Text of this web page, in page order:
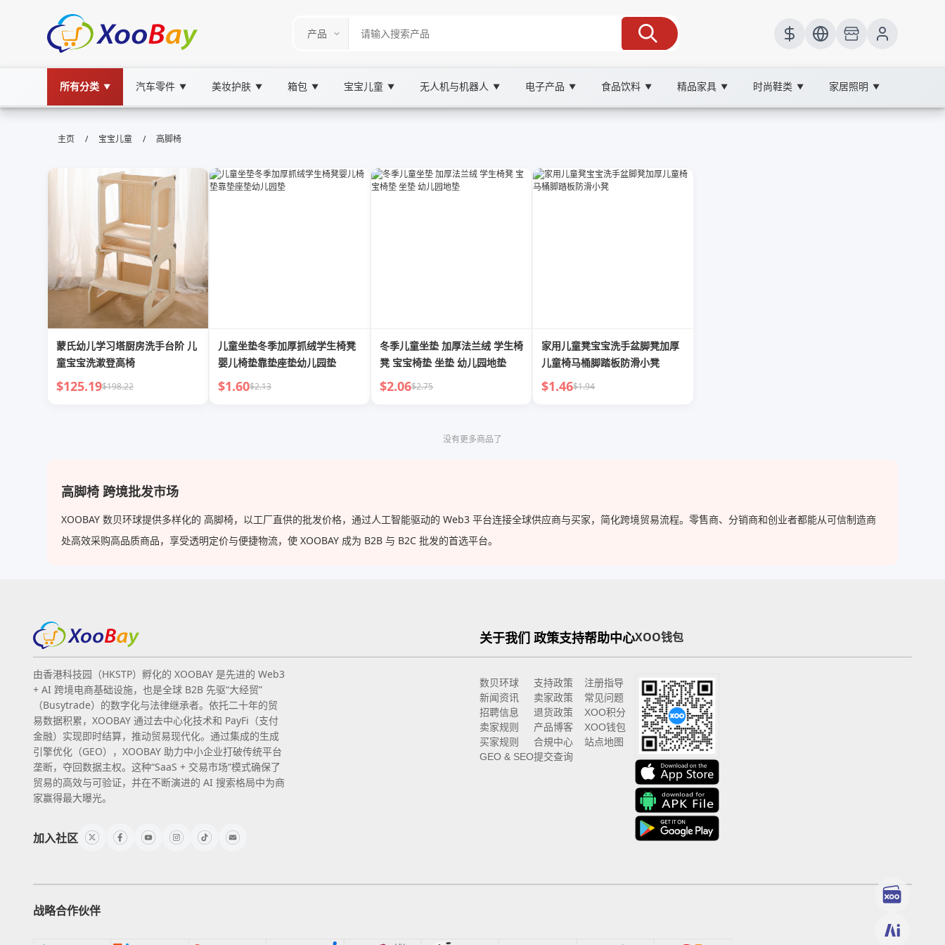
所有分类 ▼ 汽车零件 ▼ 美妆护肤 ▼ 箱包 ▼ 宝宝儿童 ▼ 无人机与机器人 ▼ 电子产品 ▼ 食品饮料 ▼ 精品家具 ▼ 时尚鞋类 ▼ 家居照明 ▼
高脚椅 | XOOBAY B2B/B2C Marketplace
高脚椅时尚实用，耐用舒适，家居好搭配美观
主页 / 宝宝儿童 / 高脚椅
蒙氏幼儿学习塔厨房洗手台阶 儿
童宝宝洗漱登高椅
$125.19$198.22
儿童坐垫冬季加厚抓绒学生椅凳
婴儿椅垫靠垫座垫幼儿园垫
$1.60$2.13
冬季儿童坐垫 加厚法兰绒 学生椅
凳 宝宝椅垫 坐垫 幼儿园地垫
$2.06$2.75
家用儿童凳宝宝洗手盆脚凳加厚
儿童椅马桶脚踏板防滑小凳
$1.46$1.94
没有更多商品了
高脚椅 跨境批发市场
XOOBAY 数贝环球提供多样化的 高脚椅，以工厂直供的批发价格，通过人工智能驱动的 Web3 平台连接全球供应商与买家，简化跨境贸易流程。零售商、分销商和创业者都能从可信制造商
处高效采购高品质商品，享受透明定价与便捷物流，使 XOOBAY 成为 B2B 与 B2C 批发的首选平台。
由香港科技园（HKSTP）孵化的 XOOBAY 是先进的 Web3
+ AI 跨境电商基础设施，也是全球 B2B 先驱“大经贸”
（Busytrade）的数字化与法律继承者。依托二十年的贸
易数据积累，XOOBAY 通过去中心化技术和 PayFi（支付
金融）实现即时结算，推动贸易现代化。通过集成的生成
引擎优化（GEO），XOOBAY 助力中小企业打破传统平台
垄断，夺回数据主权。这种“SaaS + 交易市场”模式确保了
贸易的高效与可验证，并在不断演进的 AI 搜索格局中为商
家赢得最大曝光。
加入社区
关于我们
数贝环球
新闻资讯
招聘信息
卖家规则
买家规则
GEO & SEO
政策支持
支持政策
卖家政策
退货政策
产品博客
合規中心
提交查询
帮助中心
注册指导
常见问题
XOO积分
XOO钱包
站点地图
XOO钱包
战略合作伙伴